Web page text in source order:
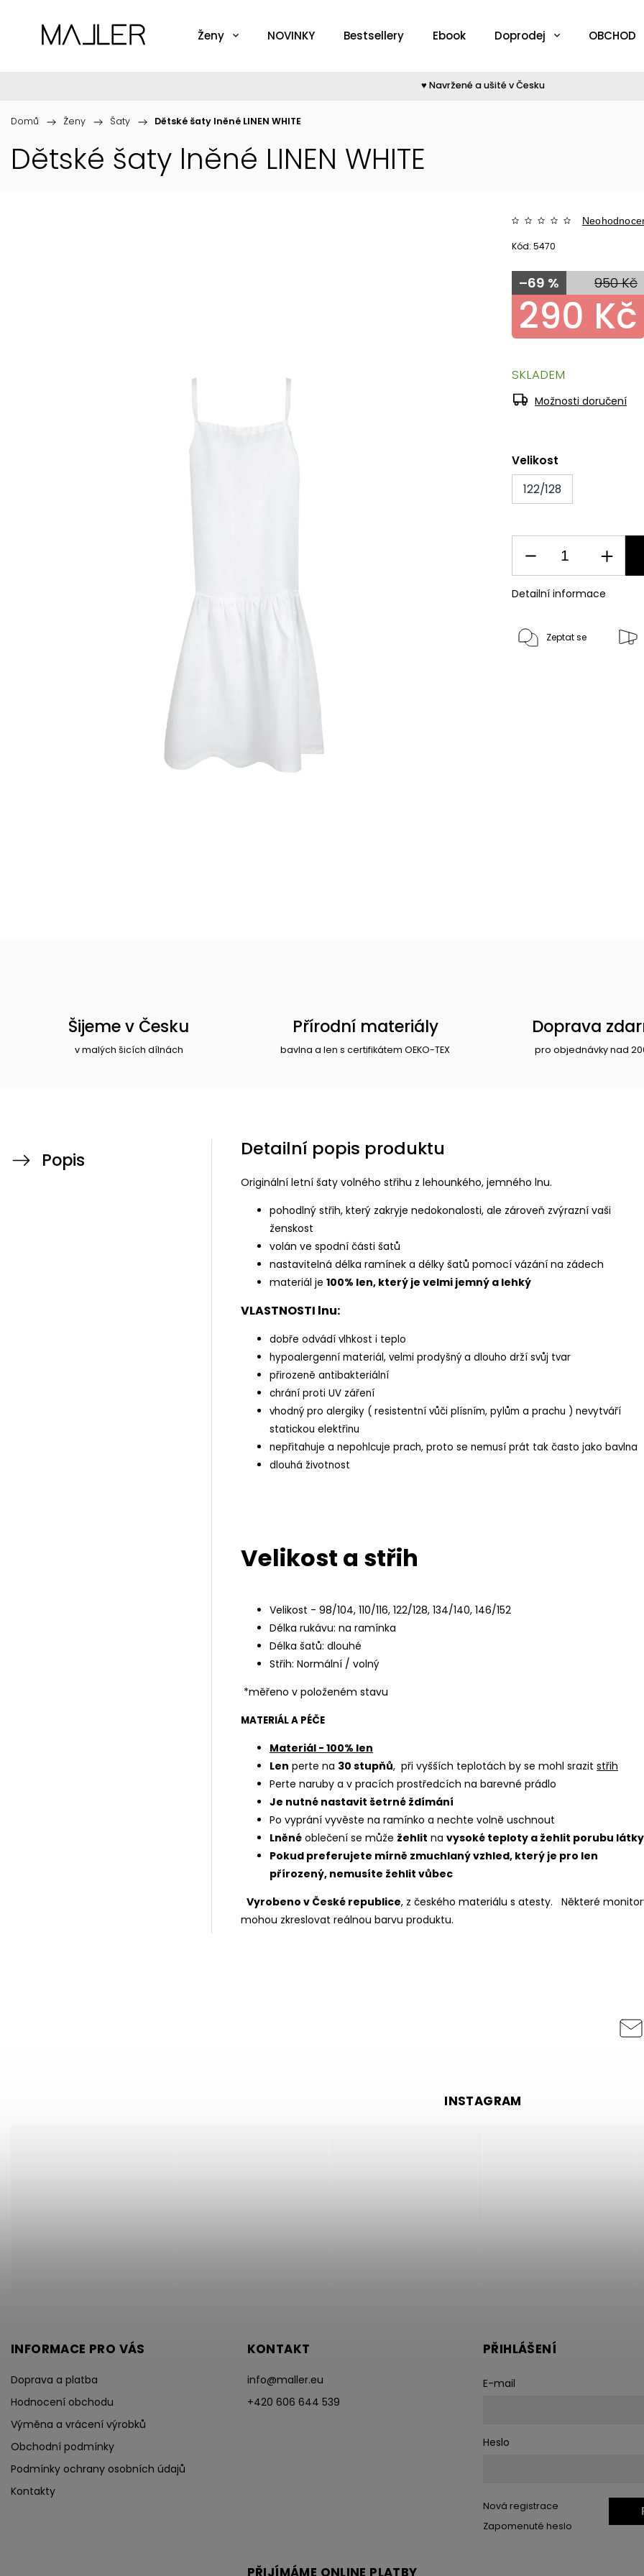
Ženy NOVINKY Bestsellery Ebook Doprodej OBCHOD
♥︎ Navržené a ušité v Česku
Domů / Ženy / Šaty / Dětské šaty lněné LINEN WHITE
Dětské šaty lněné LINEN WHITE
950 Kč
–69 %
290 Kč
Kód: 5470
Velikost
122/128
SKLADEM
Možnosti doručení
Detailní informace
Zeptat se
Šijeme v Česku
v malých šicích dílnách
Přírodní materiály
bavlna a len s certifikátem OEKO-TEX
Doprava
pro objednávky nad
Popis Detailní popis produktu
Originální letní šaty volného střihu z lehounkého, jemného lnu.
pohodlný střih, který zakryje nedokonalosti, ale zároveň zvýrazní vaši
ženskost
volán ve spodní části šatů
nastavitelná délka ramínek a délky šatů pomocí vázání na zádech
materiál je 100% len, který je velmi jemný a lehký
VLASTNOSTI lnu:
dobře odvádí vlhkost i teplo
hypoalergenní materiál, velmi prodyšný a dlouho drží svůj tvar
přirozeně antibakteriální
chrání proti UV záření
vhodný pro alergiky ( resistentní vůči plísním, pylům a prachu ) nevytváří
statickou elektřinu
nepřitahuje a nepohlcuje prach, proto se nemusí prát tak často jako bavlna
dlouhá životnost
Velikost a střih
Velikost - 98/104, 110/116, 122/128, 134/140, 146/152
Délka rukávu: na ramínka
Délka šatů: dlouhé
Střih: Normální / volný
*měřeno v položeném stavu
MATERIÁL A PÉČE
Materiál - 100% len
Len perte na 30 stupňů, při vyšších teplotách by se mohl srazit střih
Perte naruby a v pracích prostředcích na barevné prádlo
Je nutné nastavit šetrné ždímání
Po vyprání vyvěste na ramínko a nechte volně uschnout
Lněné oblečení se může žehlit na vysoké teploty a žehlit porubu látky
Pokud preferujete mírně zmuchlaný vzhled, který je pro len
přírozený, nemusíte žehlit vůbec
Vyrobeno v České republice, z českého materiálu s atesty.
Některé
mohou zkreslovat reálnou barvu produktu.
INFORMACE PRO VÁS
Doprava a platba
Hodnocení obchodu
Výměna a vrácení výrobků
Obchodní podmínky
Podmínky ochrany osobních údajů
Kontakty
KONTAKT
info@maller.eu
+420 606 644 539
INSTAGRAM
PŘIHLÁŠENÍ
E-mail
Heslo
Nová registrace
Zapomenuté heslo
PŘIJÍMÁME ONLINE PLATBY